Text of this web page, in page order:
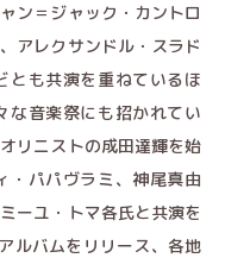
ン＝ジャック・カントロ
アレクサンドル・スラド
とも共演を重ねているほ
な音楽祭にも招かれてい
リニストの成田達輝を始
・パパヴラミ、神尾真由
ーユ・トマ各氏と共演を
ルバムをリリース、各地